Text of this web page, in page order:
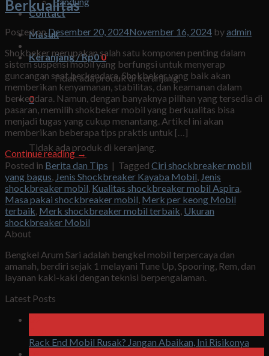
Contact
Masuk
Keranjang /Rp00
Tidak ada produk di keranjang.
0
Keranjang
Tidak ada produk di keranjang.
Berkualitas
Posted onDesember 20, 2024November 16, 2024 byadmin
Shokbeker merupakan salah satu komponen penting dalam
sistem suspensi mobil yang berfungsi untuk menyerap
guncangan saat berkendara. Shokbeker yang baik akan
memberikan kenyamanan, stabilitas, dan keamanan dalam
berkendara. Namun, dengan banyaknya pilihan yang tersedia di
pasaran, memilih shokbeker mobil yang berkualitas bisa
menjadi tugas yang cukup menantang. Artikel ini akan
memberikan beberapa tips praktis untuk […]
Continue reading→
Posted in Berita dan Tips | Tagged Ciri shockbreaker mobil
yang bagus Jenis Shockbreaker Kayaba Mobil Jenis
shockbreaker mobil Kualitas shockbreaker mobil Aspira
Masa pakai shockbreaker mobil Merk per keong Mobil
terbaik Merk shockbreaker mobil terbaik Ukuran
shockbreaker Mobil
About
Bengkel Arum Sari adalah bengkel mobil terpercaya dan
amanah, berdiri sejak 1 melayani Tune Up, Spooring, Rem, dan
layanan kaki-kaki dengan teknisi berpengalaman.
Latest Posts
Rack End Mobil Rusak? Jangan Abaikan, Ini Risikonya